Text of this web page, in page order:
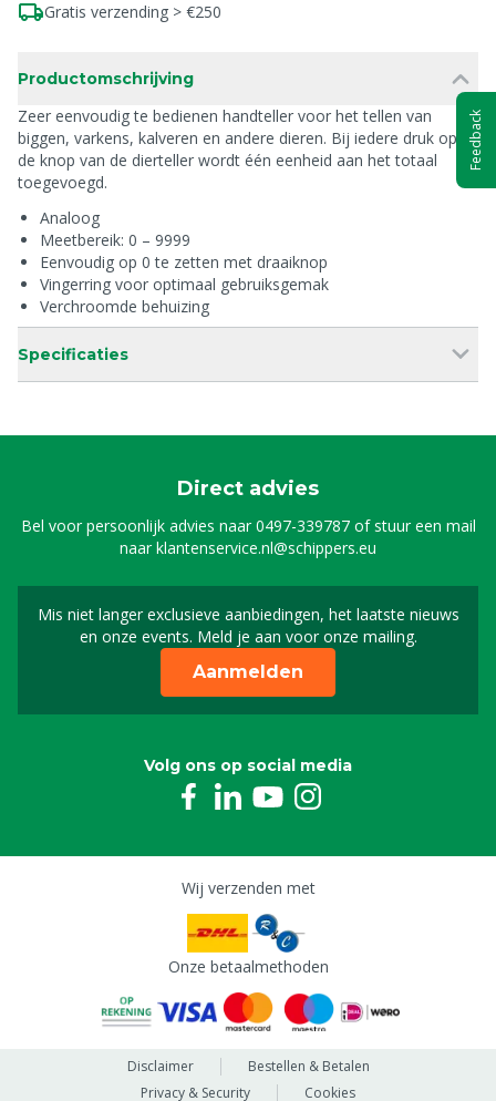
Gratis verzending > €250
Productomschrijving
Zeer eenvoudig te bedienen handteller voor het tellen van
biggen, varkens, kalveren en andere dieren. Bij iedere druk op
de knop van de dierteller wordt één eenheid aan het totaal
toegevoegd.
Analoog
Meetbereik: 0 – 9999
Eenvoudig op 0 te zetten met draaiknop
Vingerring voor optimaal gebruiksgemak
Verchroomde behuizing
Specificaties
Direct advies
Bel voor persoonlijk advies naar0497-339787of stuur een mail
naarklantenservice.nl@schippers.eu
Mis niet langer exclusieve aanbiedingen, het laatste nieuws
en onze events. Meld je aan voor onze mailing.
Schrijf je in voor onze
Aanmelden
Volg ons op social media
Wij verzenden met
Onze betaalmethoden
Disclaimer
Bestellen & Betalen
Privacy & Security
Cookies
Feedback